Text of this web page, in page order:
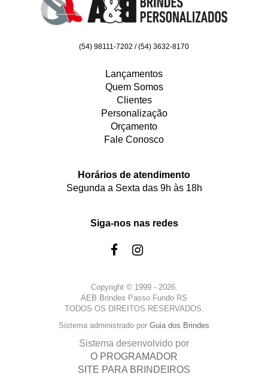
(54) 98111-7202 / (54) 3632-8170
Lançamentos
Quem Somos
Clientes
Personalização
Orçamento
Fale Conosco
Horários de atendimento
Segunda a Sexta das 9h às 18h
Siga-nos nas redes
Copyright © 1999 - 2026.
AEB Brindes Passo Fundo RS
TODOS OS DIREITOS RESERVADOS.
Sistema administrado por Guia dos Brindes
Sistema desenvolvido por
O PROGRAMADOR
SITE PARA BRINDEIROS